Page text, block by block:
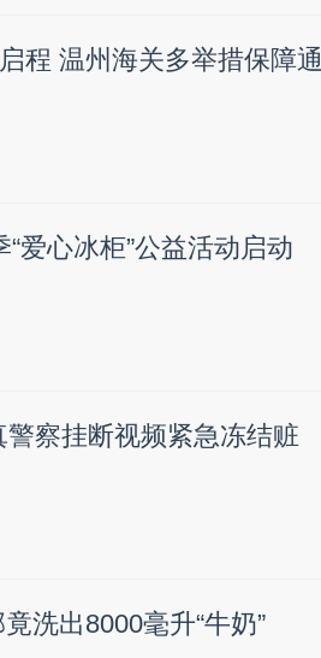
程 温州海关多举措保障通
爱心冰柜”公益活动启动
察挂断视频紧急冻结赃
洗出8000毫升“牛奶”